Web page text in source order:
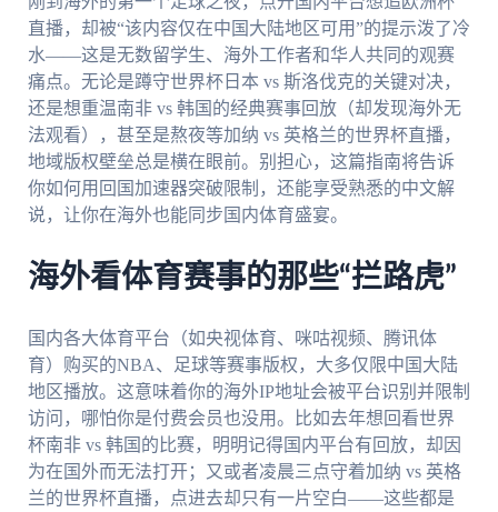
直播，却被“该内容仅在中国大陆地区可用”的提示泼了冷
水——这是无数留学生、海外工作者和华人共同的观赛
痛点。无论是蹲守世界杯日本 vs 斯洛伐克的关键对决，
还是想重温南非 vs 韩国的经典赛事回放（却发现海外无
法观看），甚至是熬夜等加纳 vs 英格兰的世界杯直播，
地域版权壁垒总是横在眼前。别担心，这篇指南将告诉
你如何用回国加速器突破限制，还能享受熟悉的中文解
说，让你在海外也能同步国内体育盛宴。
海外看体育赛事的那些“拦路虎”
国内各大体育平台（如央视体育、咪咕视频、腾讯体
育）购买的NBA、足球等赛事版权，大多仅限中国大陆
地区播放。这意味着你的海外IP地址会被平台识别并限制
访问，哪怕你是付费会员也没用。比如去年想回看世界
杯南非 vs 韩国的比赛，明明记得国内平台有回放，却因
为在国外而无法打开；又或者凌晨三点守着加纳 vs 英格
兰的世界杯直播，点进去却只有一片空白——这些都是